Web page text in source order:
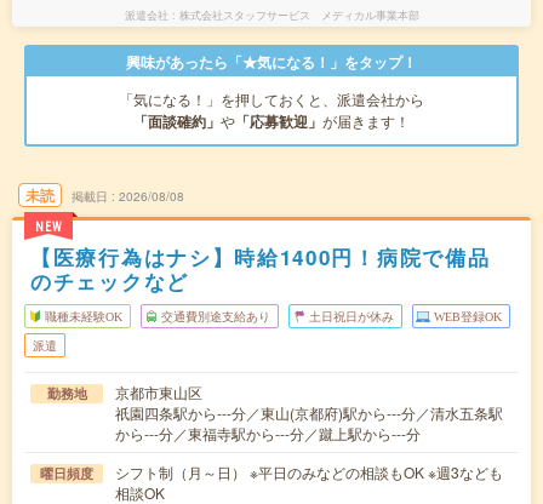
派遣会社 株式会社スタッフサービス メディカル事業本部
興味があったら「★気になる！」をタップ！
「気になる！」を押しておくと、派遣会社から
「面談確約」 や 「応募歓迎」 が届きます！
未読
NEW
掲載日 2026/08/08
【医療行為はナシ】時給1400円！病院で備品
のチェックなど
職種未経験OK 交通費別途支給あり 土日祝日が休み WEB登録OK
派遣
勤務地
京都市東山区
祇園四条駅から---分／東山(京都府)駅から---分／清水五条駅
から---分／東福寺駅から---分／蹴上駅から---分
曜日頻度
シフト制（月～日） ※平日のみなどの相談もOK ※週3なども
相談OK